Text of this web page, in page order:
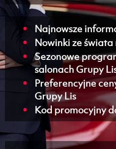
Najnowsze
Nowinki ze
Sezonowe
salonach Grupy
Preferencyjne
Grupy Lis
Kod promocyjny